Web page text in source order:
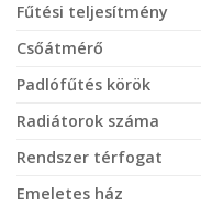
Fűtési teljesítmény
Csőátmérő
Padlófűtés körök
Radiátorok száma
Rendszer térfogat
Emeletes ház